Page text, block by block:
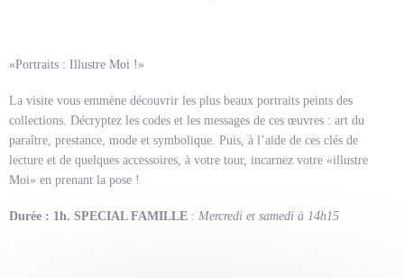
«Portraits : Illustre Moi !»
La visite vous emmène découvrir les plus beaux portraits peints des
collections. Décryptez les codes et les messages de ces œuvres : art du
paraître, prestance, mode et symbolique. Puis, à l’aide de ces clés de
lecture et de quelques accessoires, à votre tour, incarnez votre «illustre
Moi» en prenant la pose !
Durée : 1h. SPECIAL FAMILLE : Mercredi et samedi à 14h15